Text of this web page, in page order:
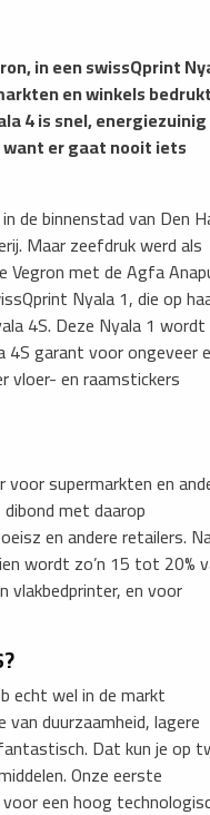
in een swissQprint
en winkels
4 is snel,
want er gaat nooit iets
de binnenstad van Den
Maar zeefdruk werd als
Vegron met de Agfa
Nyala 1, die op
4S. Deze Nyala 1 wordt
garant voor ongeveer
vloer- en raamstickers
supermarkten en
met daarop
en andere retailers.
wordt zo’n 15 tot 20%
vlakbedprinter, en voor
echt wel in de markt
duurzaamheid, lagere
Dat kun je op
Onze eerste
een hoog